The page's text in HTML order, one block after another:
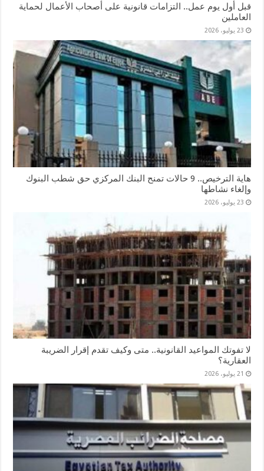
قبل أول يوم عمل.. التزامات قانونية على أصحاب الأعمال لحماية
العاملين
23 يوليو، 2026
هاية الترخيص.. 9 حالات تمنح البنك المركزي حق شطب البنوك
وإلغاء نشاطها
23 يوليو، 2026
لا تفوتك المواعيد القانونية.. متى وكيف تقدم إقرار الضريبة
العقارية؟
21 يوليو، 2026